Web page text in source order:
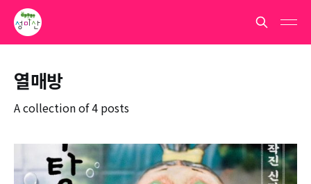
열매방
A collection of 4 posts